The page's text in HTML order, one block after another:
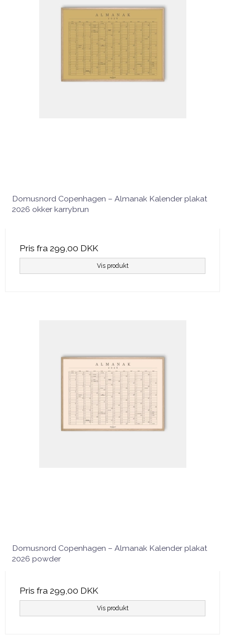
Domusnord Copenhagen – Almanak Kalender plakat
2026 okker karrybrun
Pris fra 299,00 DKK
Vis produkt
Domusnord Copenhagen – Almanak Kalender plakat
2026 powder
Pris fra 299,00 DKK
Vis produkt